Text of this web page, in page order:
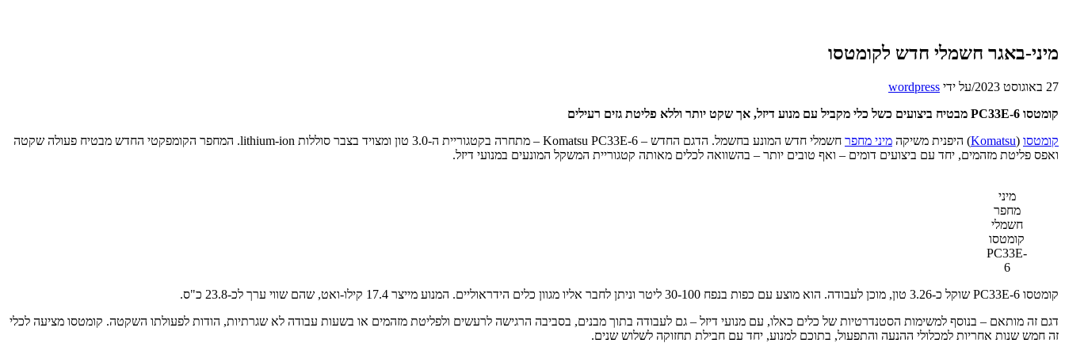
מיני-באגר חשמלי חדש לקומטסו
27 באוגוסט 2023 /על ידי wordpress
קומטסו PC33E-6 מבטיח ביצועים כשל כלי מקביל עם מנוע דיזל, אך שקט יותר וללא פליטת גזים רעילים
קומטסו (
Komatsu) היפנית משיקה מיני מחפר
חשמלי חדש המונע בחשמל. הדגם החדש – Komatsu PC33E-6 – מתחרה בקטגוריית ה-3.0 טון ומצויד בצבר סוללות lithium-ion. המחפר הקומפקטי החדש מבטיח פעולה שקטה
ואפס פליטת מזהמים, יחד עם ביצועים דומים – ואף טובים יותר – בהשוואה לכלים מאותה קטגוריית המשקל המונעים במנועי דיזל.
מיני
מחפר
חשמלי
קומטסו
PC33E-
6
קומטסו PC33E-6 שוקל כ-3.26 טון, מוכן לעבודה. הוא מוצע עם כפות בנפח 30-100 ליטר וניתן לחבר אליו מגוון כלים הידראוליים. המנוע מייצר 17.4 קילו-ואט, שהם שווי ערך לכ-23.8 כ"ס.
דגם זה מותאם – בנוסף למשימות הסטנדרטיות של כלים כאלו, עם מנועי דיזל – גם לעבודה בתוך מבנים, בסביבה הרגישה לרעשים ולפליטת מזהמים או בשעות עבודה לא שגרתיות, הודות לפעולתו השקטה. קומטסו מציעה לכלי
זה חמש שנות אחריות למכלולי ההנעה והתפעול, בתוכם למנוע, יחד עם חבילת תחזוקה לשלוש שנים.